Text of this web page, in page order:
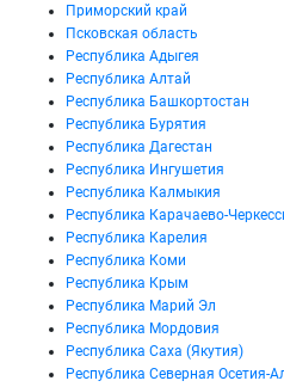
Приморский край
Псковская область
Республика Адыгея
Республика Алтай
Республика Башкортостан
Республика Бурятия
Республика Дагестан
Республика Ингушетия
Республика Калмыкия
Республика Карачаево-
Республика Карелия
Республика Коми
Республика Крым
Республика Марий Эл
Республика Мордовия
Республика Саха (Якутия)
Республика Северная Осетия-